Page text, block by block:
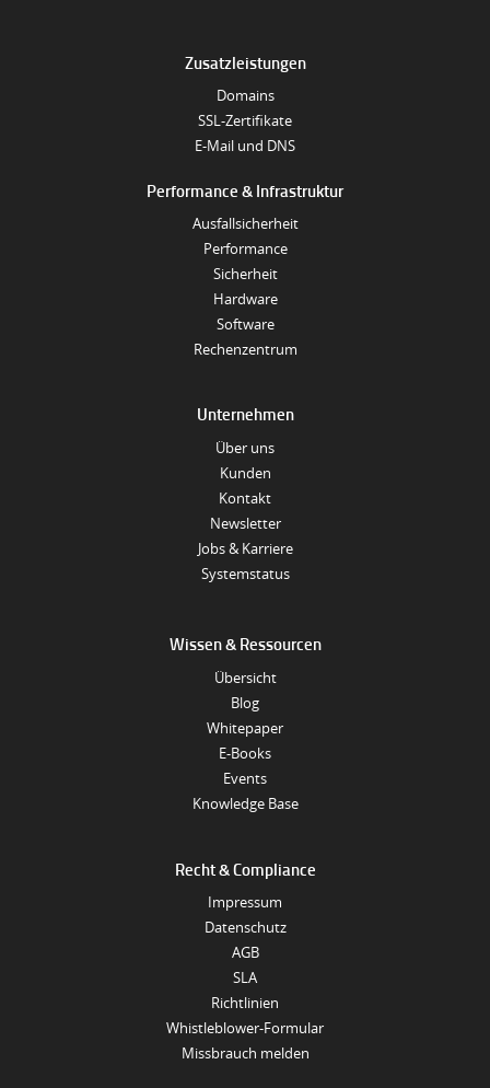
Zusatzleistungen
Domains
SSL-Zertifikate
E-Mail und DNS
Performance & Infrastruktur
Ausfallsicherheit
Performance
Sicherheit
Hardware
Software
Rechenzentrum
Unternehmen
Über uns
Kunden
Kontakt
Newsletter
Jobs & Karriere
Systemstatus
Wissen & Ressourcen
Übersicht
Blog
Whitepaper
E-Books
Events
Knowledge Base
Recht & Compliance
Impressum
Datenschutz
AGB
SLA
Richtlinien
Whistleblower-Formular
Missbrauch melden